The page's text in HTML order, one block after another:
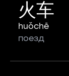
火车
huǒchē
поезд